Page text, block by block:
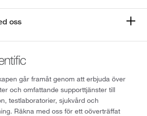
oss
går framåt genom att erbjuda över
och omfattande supporttjänster till
testlaboratorier, sjukvård och
Räkna med oss för ett oöverträffat